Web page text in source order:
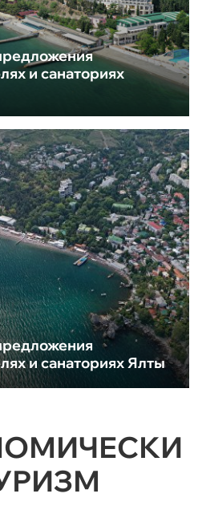
и санаториях
и санаториях Ялты